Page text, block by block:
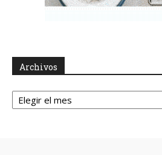
Archivos
Archivos